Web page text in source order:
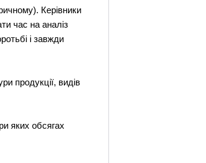
Керівники
час на аналіз
і завжди
продукції, видів
яких обсягах